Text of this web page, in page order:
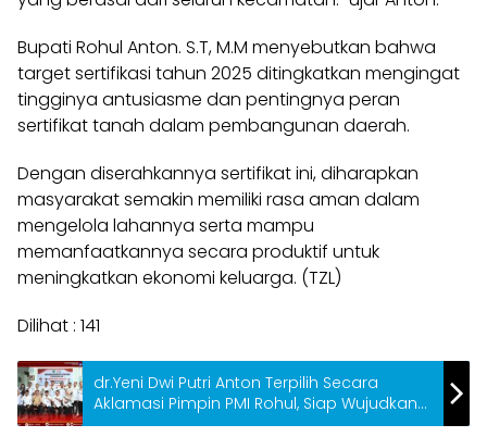
Bupati Rohul Anton. S.T, M.M menyebutkan bahwa
target sertifikasi tahun 2025 ditingkatkan mengingat
tingginya antusiasme dan pentingnya peran
sertifikat tanah dalam pembangunan daerah.
Dengan diserahkannya sertifikat ini, diharapkan
masyarakat semakin memiliki rasa aman dalam
mengelola lahannya serta mampu
memanfaatkannya secara produktif untuk
meningkatkan ekonomi keluarga. (TZL)
Dilihat : 141
dr.Yeni Dwi Putri Anton Terpilih Secara
Aklamasi Pimpin PMI Rohul, Siap Wujudkan
Masyarakat Sehat dan PMI Profesional